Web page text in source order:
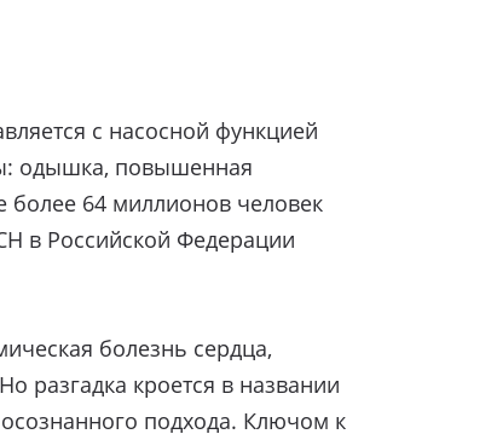
с насосной функцией
одышка, повышенная
64 миллионов человек
в Российской Федерации
болезнь сердца,
разгадка кроется в названии
подхода. Ключом к